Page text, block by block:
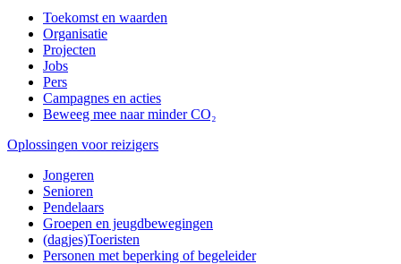
Toekomst en waarden
Organisatie
Projecten
Jobs
Pers
Campagnes en acties
Beweeg mee naar minder CO₂
Oplossingen voor reizigers
Jongeren
Senioren
Pendelaars
Groepen en jeugdbewegingen
(dagjes)Toeristen
Personen met beperking of begeleider